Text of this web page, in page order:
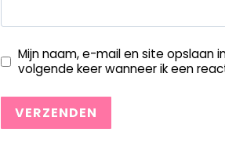
Mijn naam, e-mail en site opslaan
volgende keer wanneer ik een